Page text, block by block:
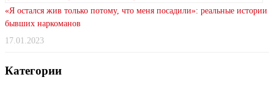
«Я остался жив только потому, что меня посадили»: реальные истории
бывших наркоманов
17.01.2023
Категории